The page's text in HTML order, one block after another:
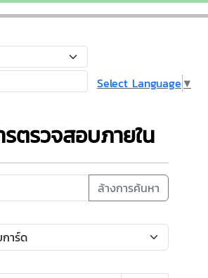
Select Language ▼
ตรวจสอบภายใน
ล้างการค้นหา